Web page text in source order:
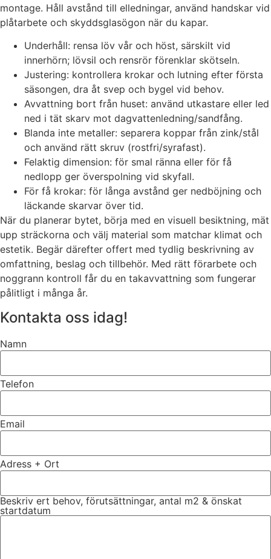
montage. Håll avstånd till elledningar, använd handskar vid
plåtarbete och skyddsglasögon när du kapar.
Underhåll: rensa löv vår och höst, särskilt vid
innerhörn; lövsil och rensrör förenklar skötseln.
Justering: kontrollera krokar och lutning efter första
säsongen, dra åt svep och bygel vid behov.
Avvattning bort från huset: använd utkastare eller led
ned i tät skarv mot dagvattenledning/sandfång.
Blanda inte metaller: separera koppar från zink/stål
och använd rätt skruv (rostfri/syrafast).
Felaktig dimension: för smal ränna eller för få
nedlopp ger överspolning vid skyfall.
För få krokar: för långa avstånd ger nedböjning och
läckande skarvar över tid.
När du planerar bytet, börja med en visuell besiktning, mät
upp sträckorna och välj material som matchar klimat och
estetik. Begär därefter offert med tydlig beskrivning av
omfattning, beslag och tillbehör. Med rätt förarbete och
noggrann kontroll får du en takavvattning som fungerar
pålitligt i många år.
Kontakta oss idag!
Namn
Telefon
Email
Adress + Ort
Beskriv ert behov, förutsättningar, antal m2 & önskat
startdatum